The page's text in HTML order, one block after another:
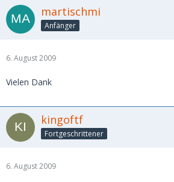
martischmi
Anfänger
6. August 2009
Vielen Dank
kingoftf
Fortgeschrittener
6. August 2009